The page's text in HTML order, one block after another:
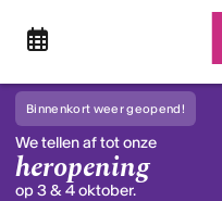
Binnenkort weer geopend!
We tellen af tot onze
heropening
op 3 & 4 oktober.